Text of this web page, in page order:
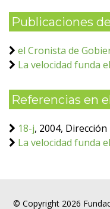
Publicaciones
el Cronista de
La velocidad funda
Referencias en
18-j, 2004, Dirección
La velocidad funda
© Copyright 2026